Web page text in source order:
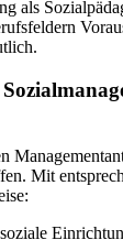
als
Mit